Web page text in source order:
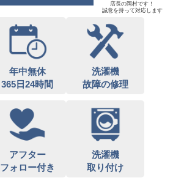
店長の岡村です！
誠意を持って対応します
年中無休
365日24時間
洗濯機
故障の修理
アフター
フォロー付き
洗濯機
取り付け